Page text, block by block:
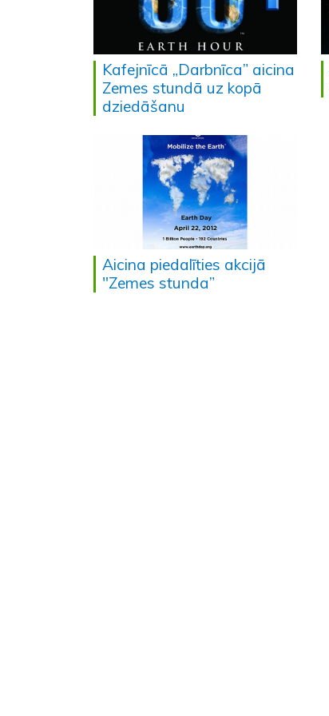
Kafejnīcā „Darbnīca” aicina
Zemes stundā uz kopā
dziedāšanu
Aicina piedalīties akcijā
"Zemes stunda”